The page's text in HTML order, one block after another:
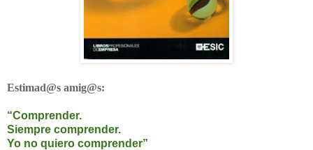
Estimad@s amig@s:
“Comprender.
Siempre comprender.
Yo no quiero comprender”